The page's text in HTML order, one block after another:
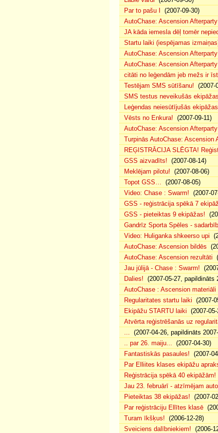
Par to pašu I
(2007-09-30)
AutoChase: Ascension
JA kāda iemesla dēļ tomēr
Startu laiki (iespējamas
AutoChase: Ascension
AutoChase: Ascension
citāti no leģendām jeb mežs ir
Testējam SMS sūtīšanu! (2007-
SMS testus neveikušās
Leģendas neiesūtījušās ekipāžas
Vēsts no Enkura! (2007-09-11)
AutoChase: Ascension
Turpinās AutoChase: Ascension
REĢISTRĀCIJA SLĒGTA!
GSS aizvadīts! (2007-08-14)
Meklējam pilotu! (2007-08-06)
Topot GSS… (2007-08-05)
Video: Chase : Swarm! (2007-
GSS - reģistrācija spēkā 7
GSS - pieteiktas 9 ekipāžas!
Gandrīz Sporta Spēles -
Video: Huliganka shkeerso upi
AutoChase: Ascension bildēs
AutoChase: Ascension rezultāti
Jau jūlijā - Chase : Swarm!
Dalies! (2007-05-27, papildināts
AutoChase : Ascension materiāli
Regularitates startu laiki (2007-
Ekipāžu STARTU laiki (2007-
Atvērta reģistrēšanās uz
... (2007-04-26, papildināts
.. par 26. maiju... (2007-04-30)
Fantastiskās pasaules! (2007-
Par Elliites klases ekipāžu
Reģistrācija spēkā 40 ekipāžām!
Jau 23. februārī - atzīmējam
Pieteiktas 38 ekipāžas! (2007-
Par reģistrāciju Ellītes klasē
Turam īkšķus! (2006-12-28)
Sveiciens dalībniekiem! (2006-